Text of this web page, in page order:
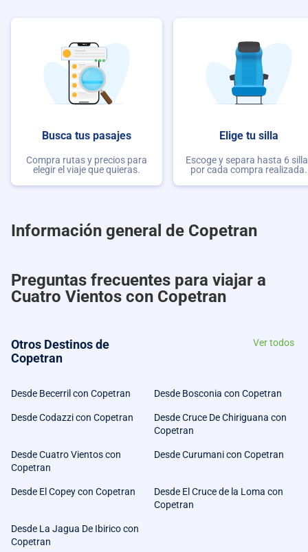
Busca tus pasajes
Compra rutas y precios para
elegir el viaje que quieras.
Elige tu silla
Escoge y separa hasta 6
por cada compra realizada.
Información general de Copetran
Preguntas frecuentes para viajar a
Cuatro Vientos con Copetran
Otros Destinos de
Copetran
Ver todos
Desde Becerril con Copetran Desde Bosconia con Copetran
Desde Codazzi con Copetran
Desde Cruce De Chiriguana con
Copetran
Desde Cuatro Vientos con
Copetran
Desde Curumani con Copetran
Desde El Copey con Copetran
Desde El Cruce de la Loma con
Copetran
Desde La Jagua De Ibirico con
Copetran